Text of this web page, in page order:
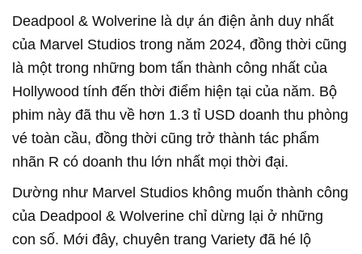
Deadpool & Wolverine là dự án điện ảnh duy nhất
của Marvel Studios trong năm 2024, đồng thời cũng
là một trong những bom tấn thành công nhất của
Hollywood tính đến thời điểm hiện tại của năm. Bộ
phim này đã thu về hơn 1.3 tỉ USD doanh thu phòng
vé toàn cầu, đồng thời cũng trở thành tác phẩm
nhãn R có doanh thu lớn nhất mọi thời đại.
Dường như Marvel Studios không muốn thành công
của Deadpool & Wolverine chỉ dừng lại ở những
con số. Mới đây, chuyên trang Variety đã hé lộ